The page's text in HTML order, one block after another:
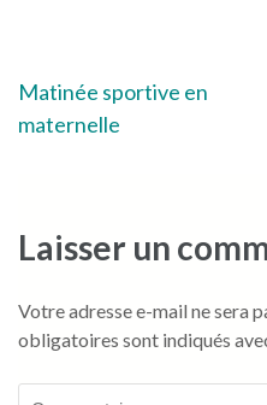
Navigation
de
Matinée sportive en
maternelle
Laisser un
Votre adresse e-mail ne sera
obligatoires sont indiqués